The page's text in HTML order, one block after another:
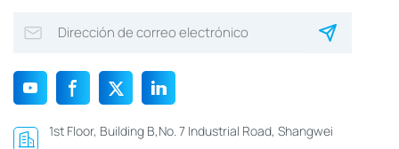
1st Floor, Building B,No. 7 Industrial Road, Shangwei